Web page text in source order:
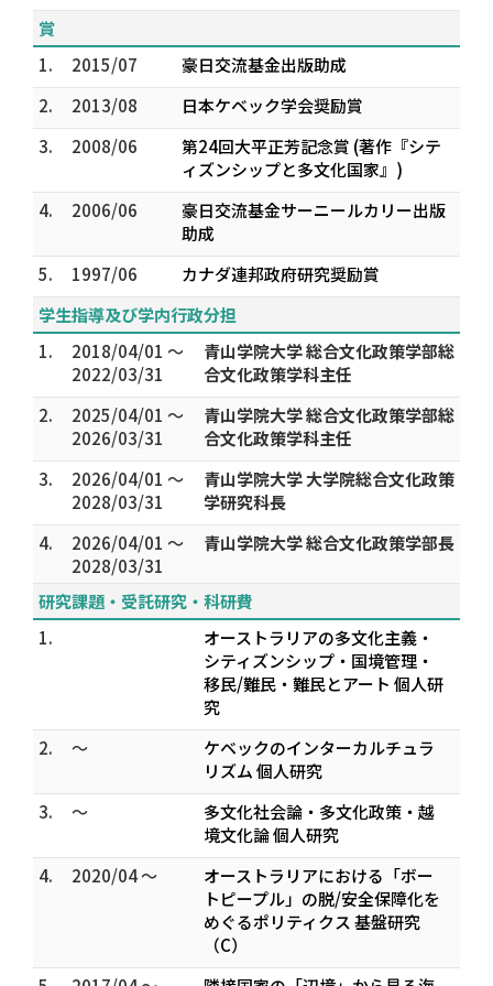
賞
1.
2015/07
豪日交流基金出版助成
2.
2013/08
日本ケベック学会奨励賞
3.
2008/06
第24回大平正芳記念賞 (著作『シテ
ィズンシップと多文化国家』)
4.
2006/06
豪日交流基金サーニールカリー出版
助成
5.
1997/06
カナダ連邦政府研究奨励賞
学生指導及び学内行政分担
1.
2018/04/01 ～
2022/03/31
青山学院大学 総合文化政策学部総
合文化政策学科主任
2.
2025/04/01 ～
2026/03/31
青山学院大学 総合文化政策学部総
合文化政策学科主任
3.
2026/04/01 ～
2028/03/31
青山学院大学 大学院総合文化政策
学研究科長
4.
2026/04/01 ～
2028/03/31
青山学院大学 総合文化政策学部長
研究課題・受託研究・科研費
1.
オーストラリアの多文化主義・
シティズンシップ・国境管理・
移民/難民・難民とアート 個人研
究
2.
～
ケベックのインターカルチュラ
リズム 個人研究
3.
～
多文化社会論・多文化政策・越
境文化論 個人研究
4.
2020/04 ～
オーストラリアにおける「ボー
トピープル」の脱/安全保障化を
めぐるポリティクス 基盤研究
（C）